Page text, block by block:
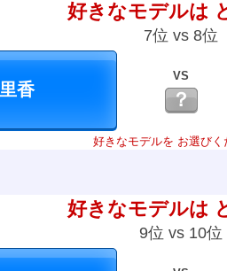
好きなモデルは
7位 vs 8位
VS
？
好きなモデルを お選びく
好きなモデルは
9位 vs 10位